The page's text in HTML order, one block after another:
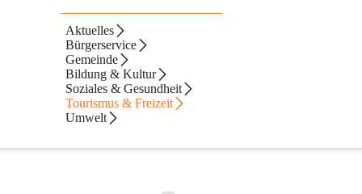
Aktuelles
Bürgerservice
Gemeinde
Bildung & Kultur
Soziales & Gesundheit
Tourismus & Freizeit
Umwelt